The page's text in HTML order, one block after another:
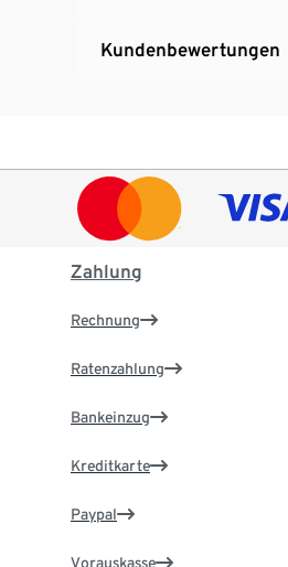
Kundenbewertungen
Zahlung
Rechnung
Ratenzahlung
Bankeinzug
Kreditkarte
Paypal
Vorauskasse